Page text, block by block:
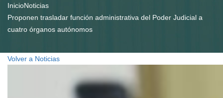
InicioNoticias
Proponen trasladar función administrativa del Poder Judicial a
cuatro órganos autónomos
Volver a Noticias